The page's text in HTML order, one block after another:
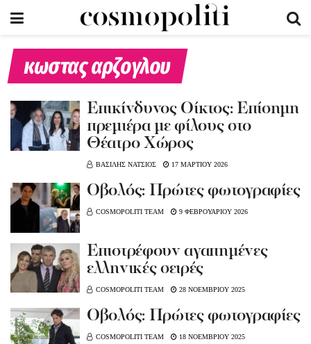
κωστας αρζογλου
Επικίνδυνος Οίκτος: Επίσημη
πρεμιέρα με φίλους στο
Θέατρο Χώρος
ΒΑΣΙΛΗΣ ΝΑΤΣΙΟΣ 17 ΜΑΡΤΙΟΥ 2026
Οβολός: Πρώτες φωτογραφίες
COSMOPOLITI TEAM 9 ΦΕΒΡΟΥΑΡΙΟΥ 2026
Επιστρέφουν αγαπημένες
ελληνικές σειρές
COSMOPOLITI TEAM 28 ΝΟΕΜΒΡΙΟΥ 2025
Oβολός: Πρώτες φωτογραφίες
COSMOPOLITI TEAM 18 ΝΟΕΜΒΡΙΟΥ 2025